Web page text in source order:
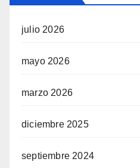
julio 2026
mayo 2026
marzo 2026
diciembre 2025
septiembre 2024